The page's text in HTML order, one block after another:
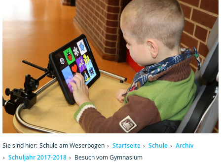
Sie sind hier: Schule am Weserbogen Startseite Schule
Archiv
Schuljahr 2017-2018
Besuch vom Gymnasium